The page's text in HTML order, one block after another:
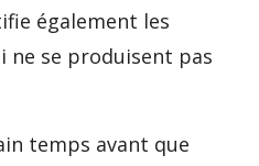
également les
ne se produisent pas
temps avant que